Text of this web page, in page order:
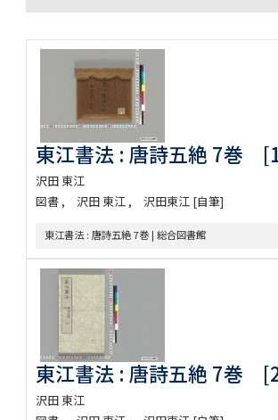
東江書法 : 唐詩五絶 7巻
沢田 東江
図書
沢田 東江 沢田東江 [自筆]
東江書法 : 唐詩五絶 7巻 | 総合図書館
東江書法 : 唐詩五絶 7巻
沢田 東江